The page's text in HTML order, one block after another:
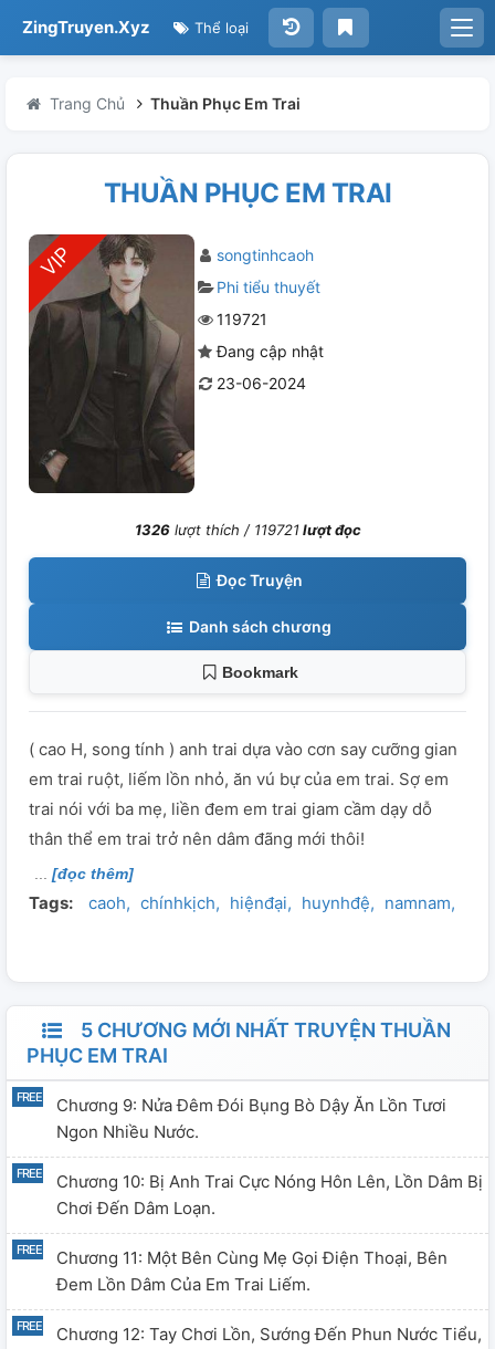
ZingTruyen.Xyz Thể loại
Trang Chủ Thuần Phục Em Trai
THUẦN PHỤC EM TRAI
songtinhcaoh
Phi tiểu thuyết
119721
Đang cập nhật
23-06-2024
1326lượt thích / 119721lượt đọc
Đọc Truyện
Danh sách chương
Bookmark
( cao H, song tính ) anh trai dựa vào cơn say cưỡng gian
em trai ruột, liếm lồn nhỏ, ăn vú bự của em trai. Sợ em
trai nói với ba mẹ, liền đem em trai giam cầm dạy dỗ
thân thể em trai trở nên dâm đãng mới thôi!
[đọc thêm]
Tags: caoh chínhkịch hiệnđại huynhđệ namnam
5 CHƯƠNG MỚI NHẤT TRUYỆN THUẦN
PHỤC EM TRAI
Chương 9: Nửa Đêm Đói Bụng Bò Dậy Ăn Lồn Tươi
Ngon Nhiều Nước.
Chương 10: Bị Anh Trai Cực Nóng Hôn Lên, Lồn Dâm Bị
Chơi Đến Dâm Loạn.
Chương 11: Một Bên Cùng Mẹ Gọi Điện Thoại, Bên
Đem Lồn Dâm Của Em Trai Liếm.
Chương 12: Tay Chơi Lồn, Sướng Đến Phun Nước Tiểu,